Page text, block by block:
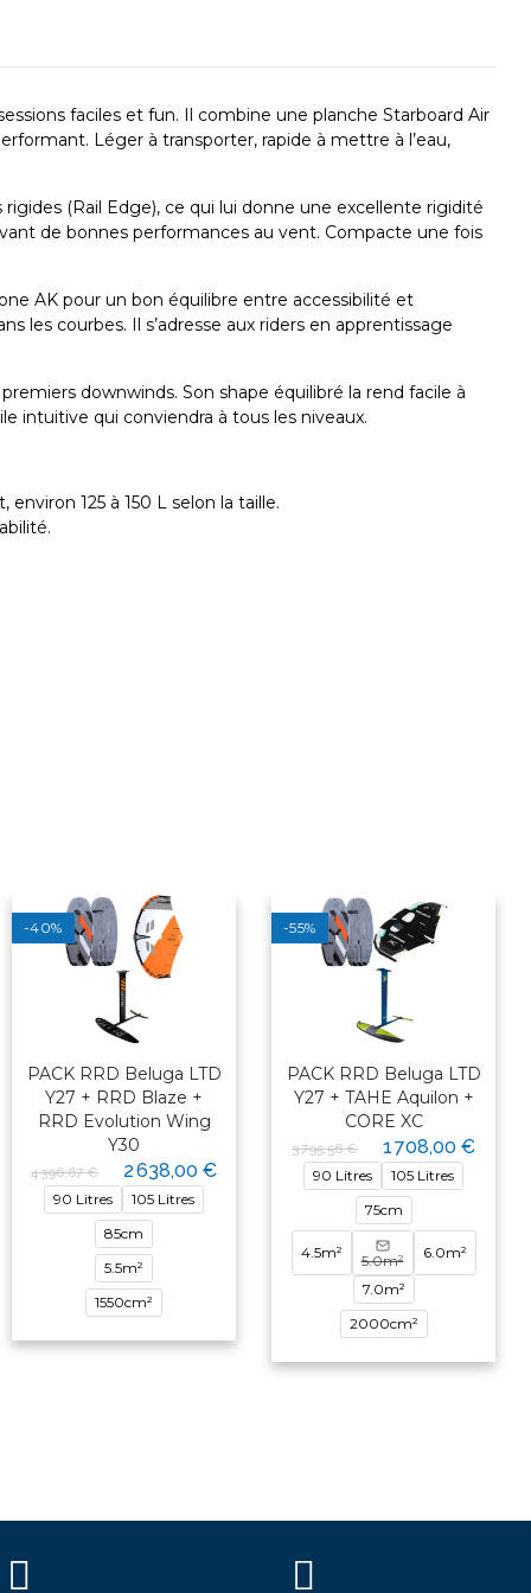
faciles et fun. Il combine une planche Starboard Air
Léger à transporter, rapide à mettre à l’eau,
(Rail Edge), ce qui lui donne une excellente rigidité
de bonnes performances au vent. Compacte une fois
AK pour un bon équilibre entre accessibilité et
les courbes. Il s’adresse aux riders en apprentissage
downwinds. Son shape équilibré la rend facile à
intuitive qui conviendra à tous les niveaux.
125 à 150 L selon la taille.
-40%
PACK RRD Beluga LTD
Y27 + RRD Blaze +
RRD Evolution Wing
Y30
4 396,67 € 2 638,00 €
90 Litres
105 Litres
85cm
5.5m²
1550cm²
-55%
PACK RRD Beluga LTD
Y27 + TAHE Aquilon +
CORE XC
3 795,56 € 1 708,00 €
90 Litres
105 Litres
75cm
4.5m² 5.0m² 6.0m²
7.0m²
2000cm²